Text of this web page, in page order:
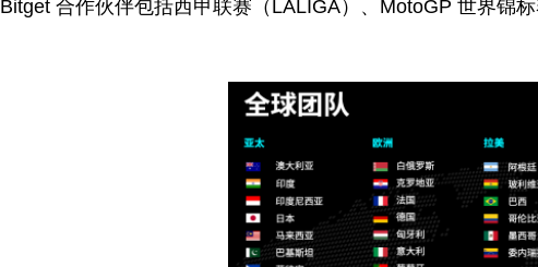
Bitget 合作伙伴包括西甲联赛（LALIGA）、MotoGP 世界锦